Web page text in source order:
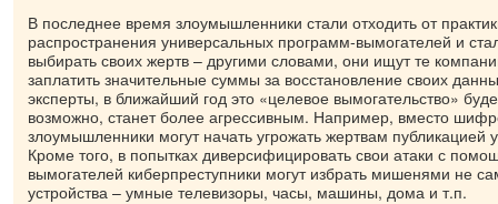
В последнее время злоумышленники стали отходить от
распространения универсальных программ-вымогателей и
выбирать своих жертв – другими словами, они ищут те
заплатить значительные суммы за восстановление своих
эксперты, в ближайший год это «целевое вымогательство»
возможно, станет более агрессивным. Например, вместо
злоумышленники могут начать угрожать жертвам публикацией
Кроме того, в попытках диверсифицировать свои атаки с
вымогателей киберпреступники могут избрать мишенями не
устройства – умные телевизоры, часы, машины, дома и т.п.